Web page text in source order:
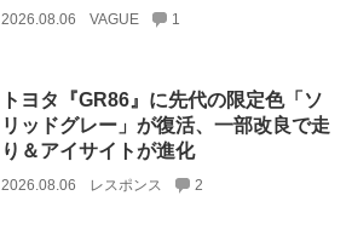
2026.08.06 VAGUE 1
トヨタ『GR86』に先代の限定色「ソ
リッドグレー」が復活、一部改良で走
り＆アイサイトが進化
2026.08.06 レスポンス 2